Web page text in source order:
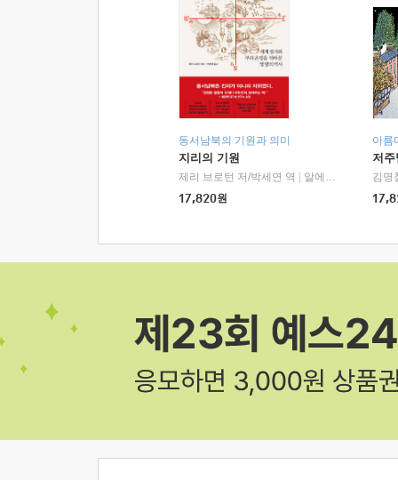
동서남북의 기원과 의미
지리의 기원
제리 브로턴 저/박세연 역
알에이치코리아(RHK)
17,820원
아름
저
김명